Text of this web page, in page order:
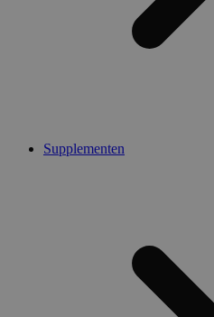
Supplementen